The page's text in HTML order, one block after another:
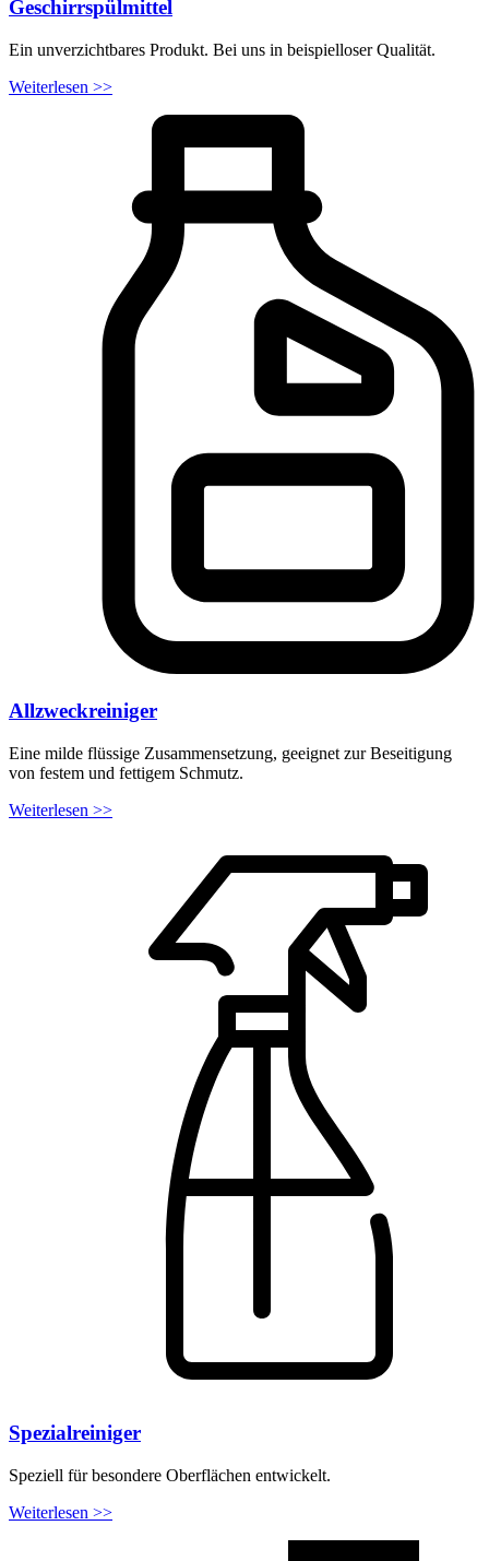
Geschirrspülmittel
Ein unverzichtbares Produkt. Bei uns in beispielloser Qualität.
Weiterlesen >>
Allzweckreiniger
Eine milde flüssige Zusammensetzung, geeignet zur Beseitigung
von festem und fettigem Schmutz.
Weiterlesen >>
Spezialreiniger
Speziell für besondere Oberflächen entwickelt.
Weiterlesen >>